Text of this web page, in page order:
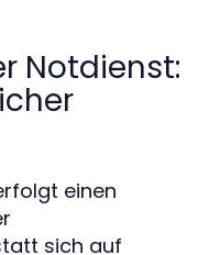
Notdienst:
einen
sich auf